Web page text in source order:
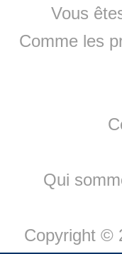
Vous
Comme les
Qui
Copyright ©